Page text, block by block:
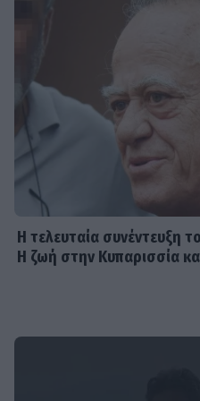
Κ. Παπακωστοπούλου:
«Μεγαλώνοντας οι
καθαρή την ψυχή μου»
Αναστασοπούλου-
viral βίντεο από τις
και η δυνατή φιλία ετών
Κυπαρισσία και το σοκ της
Η τελευταία συνέντευξη
Η ζωή στην Κυπαρισσία